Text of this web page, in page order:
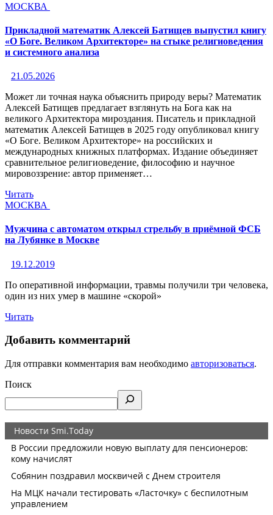
МОСКВА
Прикладной математик Алексей Батищев выпустил книгу
«О Боге. Великом Архитекторе» на стыке религиоведения
и системного анализа
21.05.2026
Может ли точная наука объяснить природу веры? Математик
Алексей Батищев предлагает взглянуть на Бога как на
великого Архитектора мироздания. Писатель и прикладной
математик Алексей Батищев в 2025 году опубликовал книгу
«О Боге. Великом Архитекторе» на российских и
международных книжных платформах. Издание объединяет
сравнительное религиоведение, философию и научное
мировоззрение: автор применяет…
Читать
МОСКВА
Мужчина с автоматом открыл стрельбу в приёмной ФСБ
на Лубянке в Москве
19.12.2019
По оперативной информации, травмы получили три человека,
один из них умер в машине «скорой»
Читать
Добавить комментарий
Для отправки комментария вам необходимо авторизоваться.
Поиск